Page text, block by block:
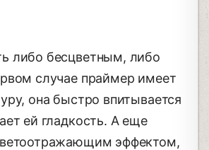
либо бесцветным, либо
случае праймер имеет
она быстро впитывается
ей гладкость. А еще
эффектом,